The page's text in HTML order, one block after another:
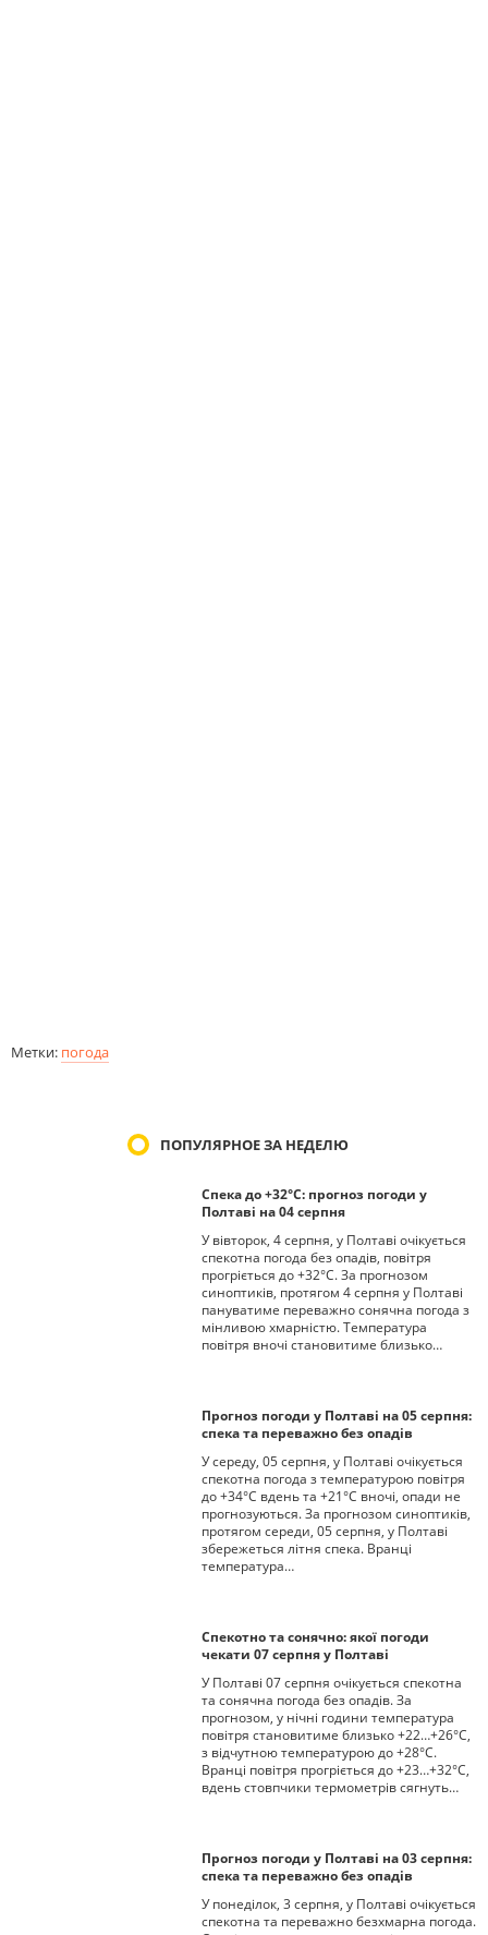
Метки: погода
ПОПУЛЯРНОЕ ЗА НЕДЕЛЮ
Спека до +32°С: прогноз погоди у
Полтаві на 04 серпня
У вівторок, 4 серпня, у Полтаві очікується
спекотна погода без опадів, повітря
прогріється до +32°С. За прогнозом
синоптиків, протягом 4 серпня у Полтаві
пануватиме переважно сонячна погода з
мінливою хмарністю. Температура
повітря вночі становитиме близько…
Прогноз погоди у Полтаві на 05 серпня:
спека та переважно без опадів
У середу, 05 серпня, у Полтаві очікується
спекотна погода з температурою повітря
до +34°С вдень та +21°С вночі, опади не
прогнозуються. За прогнозом синоптиків,
протягом середи, 05 серпня, у Полтаві
збережеться літня спека. Вранці
температура…
Спекотно та сонячно: якої погоди
чекати 07 серпня у Полтаві
У Полтаві 07 серпня очікується спекотна
та сонячна погода без опадів. За
прогнозом, у нічні години температура
повітря становитиме близько +22…+26°C,
з відчутною температурою до +28°C.
Вранці повітря прогріється до +23…+32°C,
вдень стовпчики термометрів сягнуть…
Прогноз погоди у Полтаві на 03 серпня:
спека та переважно без опадів
У понеділок, 3 серпня, у Полтаві очікується
спекотна та переважно безхмарна погода.